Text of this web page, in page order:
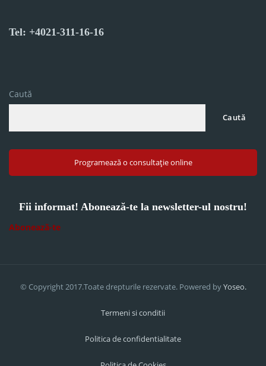
Tel: +4021-311-16-16
Caută
Caută
Programează o consultație online
Fii informat! Abonează-te la newsletter-ul nostru!
Abonează-te
© Copyright 2017.Toate drepturile rezervate. Powered byYoseo.
Termeni si conditii
Politica de confidentialitate